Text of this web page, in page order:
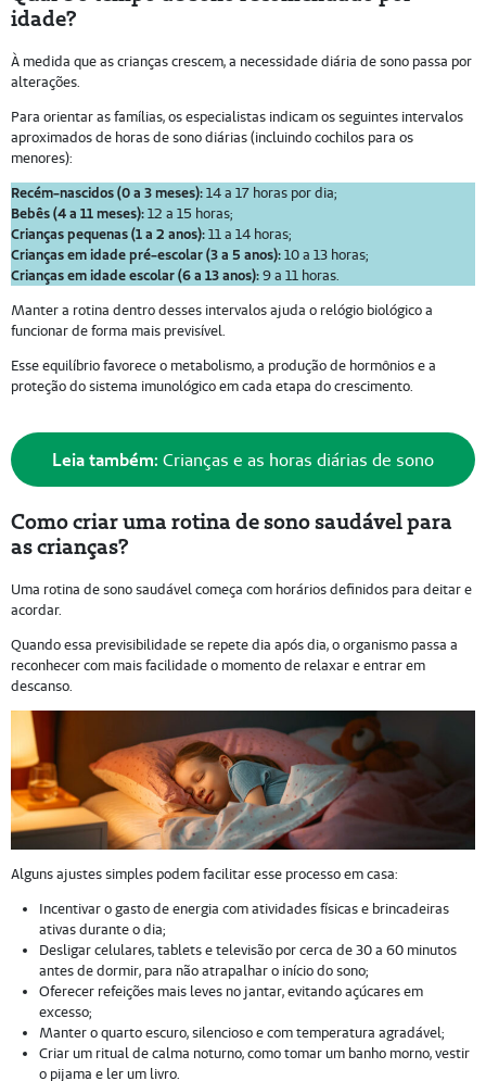
idade?
À medida que as crianças crescem, a necessidade diária de sono passa por
alterações.
Para orientar as famílias, os especialistas indicam os seguintes intervalos
aproximados de horas de sono diárias (incluindo cochilos para os
menores):
Recém-nascidos (0 a 3 meses):14 a 17 horas por dia;
Bebês (4 a 11 meses):12 a 15 horas;
Crianças pequenas (1 a 2 anos):11 a 14 horas;
Crianças em idade pré-escolar (3 a 5 anos):10 a 13 horas;
Crianças em idade escolar (6 a 13 anos):9 a 11 horas.
Manter a rotina dentro desses intervalos ajuda o relógio biológico a
funcionar de forma mais previsível.
Esse equilíbrio favorece o metabolismo, a produção de hormônios e a
proteção do sistema imunológico em cada etapa do crescimento.
Leia também: Crianças e as horas diárias de sono
Como criar uma rotina de sono saudável para
as crianças?
Uma rotina de sono saudável começa com horários definidos para deitar e
acordar.
Quando essa previsibilidade se repete dia após dia, o organismo passa a
reconhecer com mais facilidade o momento de relaxar e entrar em
descanso.
Alguns ajustes simples podem facilitar esse processo em casa:
Incentivar o gasto de energia com atividades físicas e brincadeiras
ativas durante o dia;
Desligar celulares, tablets e televisão por cerca de 30 a 60 minutos
antes de dormir, para não atrapalhar o início do sono;
Oferecer refeições mais leves no jantar, evitando açúcares em
excesso;
Manter o quarto escuro, silencioso e com temperatura agradável;
Criar um ritual de calma noturno, como tomar um banho morno, vestir
o pijama e ler um livro.